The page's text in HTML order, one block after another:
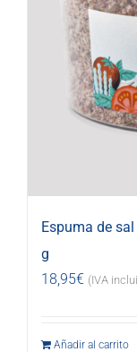
Espuma de
g
18,95€ (IVA
Añadir al carrito